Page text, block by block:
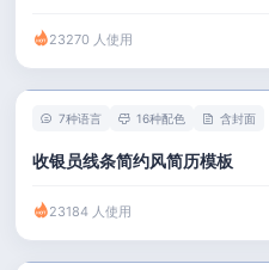
23270 人使用
7种语言 16种配色 含封面
收银员线条简约风简历模板
23184 人使用